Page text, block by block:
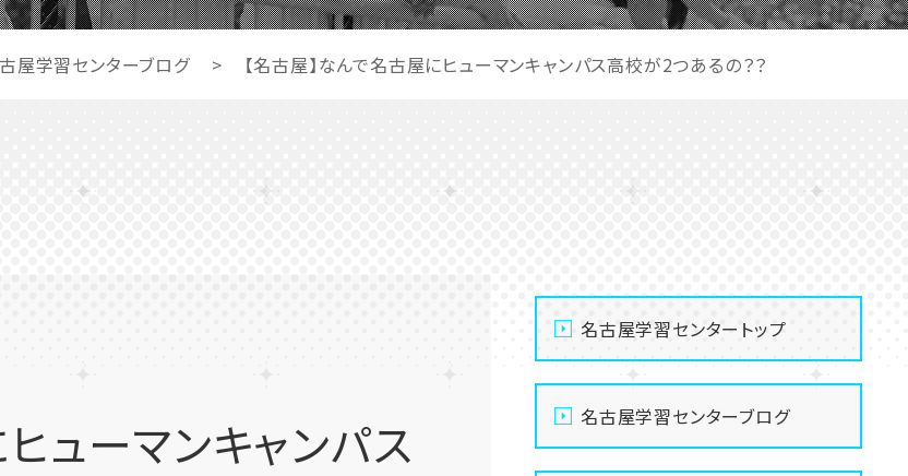
屋学習センターブログ > 【名古屋】なんで名古屋にヒューマンキャンパス高校が2つあるの？？
ューマンキャンパス
名古屋学習センタートップ
名古屋学習センターブログ